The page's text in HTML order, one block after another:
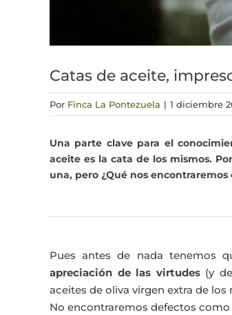
Catas de aceite,
Por Finca La Pontezuela | 1 diciembre
Una parte clave para el
aceite es la cata de los mismos.
una, pero ¿Qué nos encontraremos
Pues antes de nada tenemos
apreciación de las virtudes(y
aceites de oliva virgen extra de los
No encontraremos defectos